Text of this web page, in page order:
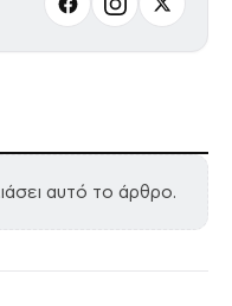
αυτό το άρθρο.